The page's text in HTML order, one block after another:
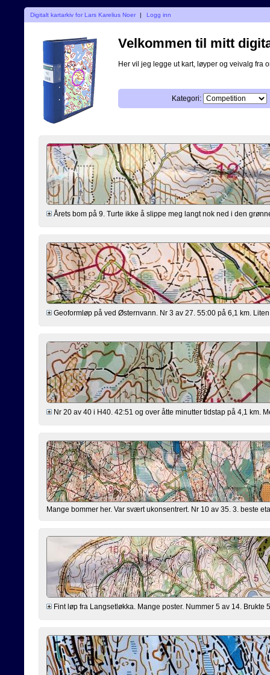
Digitalt kartarkiv for Lars Karelius Noer | Logg inn
Velkommen til mitt
Her vil jeg legge ut kart, løyper og veivalg fra
Kategori:
Årets bom på 9. Turte ikke å slippe meg langt nok ned i den
Geoformløp på ved Østernvann. Nr 3 av 27. 55:00 på 6,1 km.
Nr 20 av 40 i H40. 42:51 og over åtte minutter tidstap på 4,1 km.
Mange bommer her. Var svært ukonsentrert. Nr 10 av 35. 3. beste
Fint løp fra Langsetløkka. Mange poster. Nummer 5 av 14.